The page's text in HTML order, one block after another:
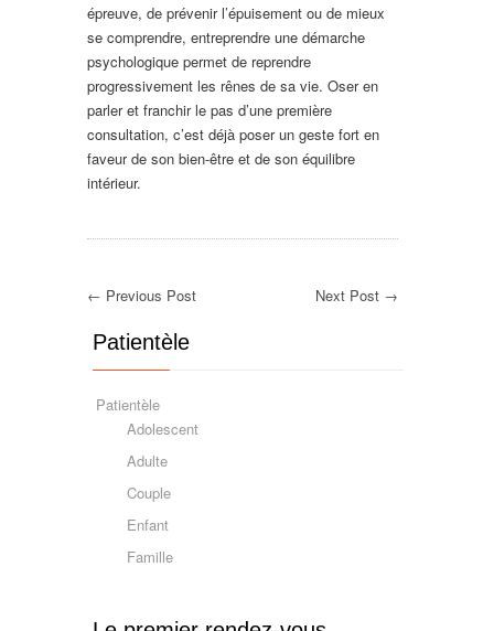
épreuve, de prévenir l’épuisement ou de mieux
se comprendre, entreprendre une démarche
psychologique permet de reprendre
progressivement les rênes de sa vie. Oser en
parler et franchir le pas d’une première
consultation, c’est déjà poser un geste fort en
faveur de son bien-être et de son équilibre
intérieur.
← Previous Post Next Post →
Patientèle
Patientèle
Adolescent
Adulte
Couple
Enfant
Famille